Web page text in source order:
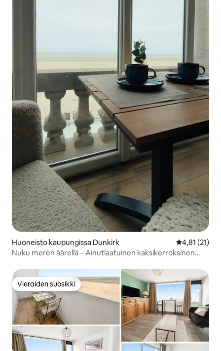
Huoneisto kaupungissa Dunkirk
4,81 (21)
Nuku meren äärellä – Ainutlaatuinen kaksikerroksinen
Vieraiden suosikki
Vieraiden suosikki